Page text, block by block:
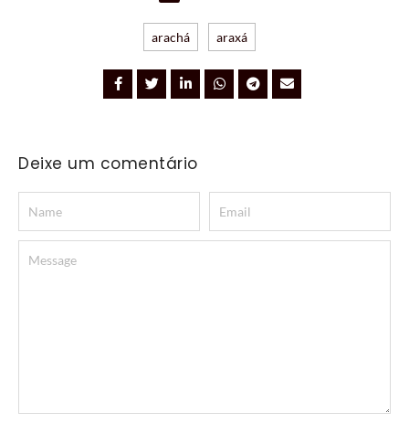
arachá araxá
Deixe um comentário